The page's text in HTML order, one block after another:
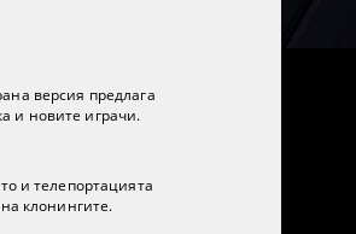
версия предлага
и новите играчи.
и телепортацията
клонингите.